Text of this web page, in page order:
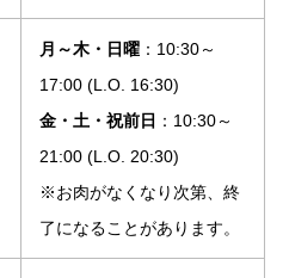
月～木・日曜 ：10:30～
17:00 (L.O. 16:30)
金・土・祝前日 ：10:30～
21:00 (L.O. 20:30)
※お肉がなくなり次第、終
了になることがあります。